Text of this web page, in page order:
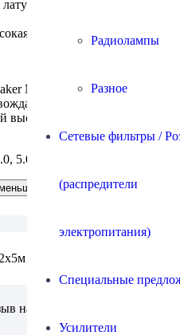
Радиолампы
Разное
Сетевые фильтры /
(распредители
электропитания)
Специальные
Усилители
аналогами)
механическая
MKII изготавливается
пожизненной
уровень качества
5.0 метров.
на “Кабель Ricable Dedalus